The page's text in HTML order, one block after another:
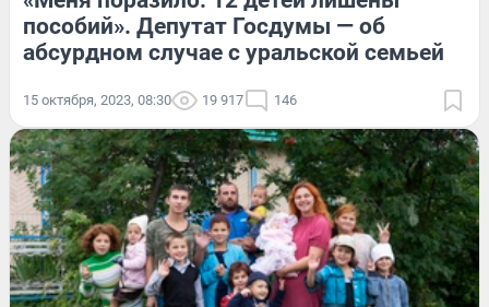
пособий». Депутат Госдумы — об
абсурдном случае с уральской семьей
15 октября, 2023, 08:30 19 917 146